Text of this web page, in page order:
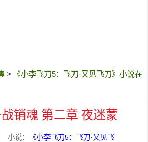
>
《小李飞刀5：飞刀·又见飞刀》小说在
销魂 第二章 夜迷蒙
小说：
《小李飞刀5：飞刀·又见飞